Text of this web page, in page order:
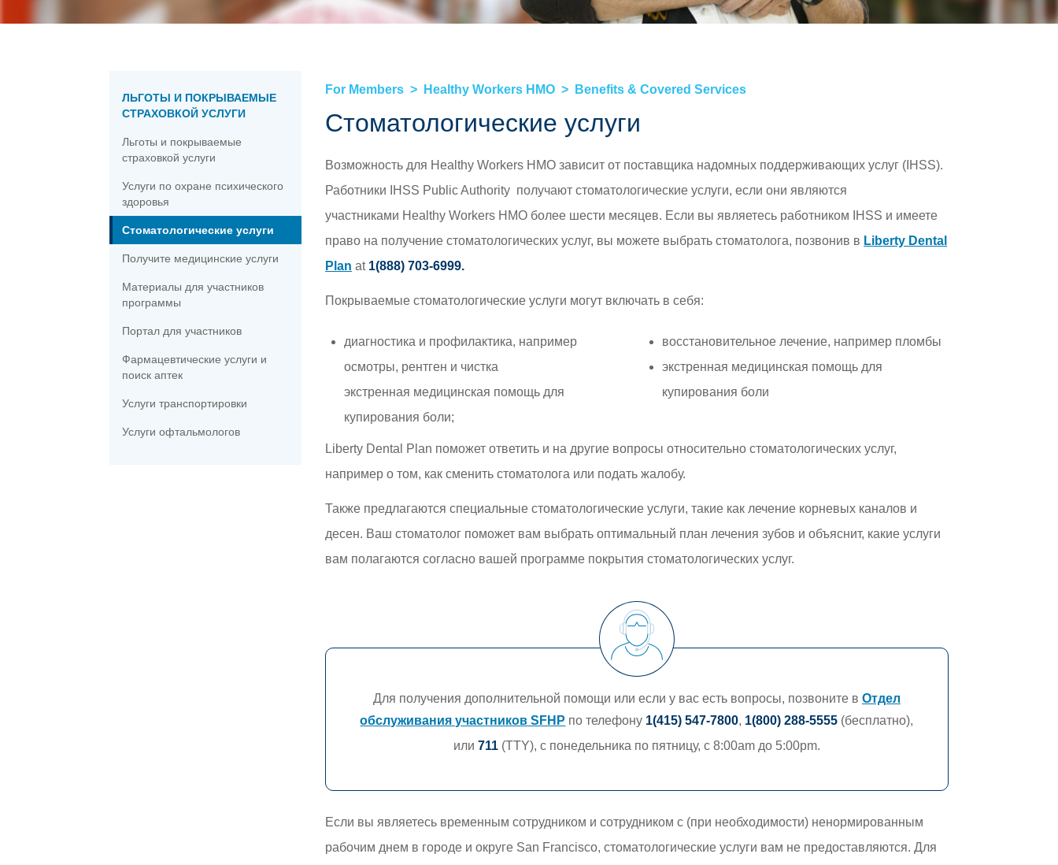
Право на участие »
страховку Medi-Cal »
Материалы для участников »
Healthy Workers HMO »
»
обслуживания »
Найти поставщика услуг »
Ваши права и обязанности »
Обучающие видеоролики по
профилактике здоровья »
Здоровье вашего ребенка »
Пресс-центр »
ЛЬГОТЫ И ПОКРЫВАЕМЫЕ
СТРАХОВКОЙ УСЛУГИ
Льготы и покрываемые
страховкой услуги
Услуги по охране психического
здоровья
Стоматологические услуги
Получите медицинские услуги
Материалы для участников
программы
Портал для участников
Фармацевтические услуги и
поиск аптек
Услуги транспортировки
Услуги офтальмологов
For Members Healthy Workers HMO Benefits & Covered Services
Стоматологические услуги
Возможность для Healthy Workers HMO зависит от поставщика надомных поддерживающих услуг (IHSS).
Работники IHSS Public Authority получают стоматологические услуги, если они являются
участниками Healthy Workers HMO более шести месяцев. Если вы являетесь работником IHSS и имеете
право на получение стоматологических услуг, вы можете выбрать стоматолога, позвонив в Liberty Dental
Plan at 1(888) 703-6999.
Покрываемые стоматологические услуги могут включать в себя:
диагностика и профилактика, например
осмотры, рентген и чистка
экстренная медицинская помощь для
купирования боли;
восстановительное лечение, например пломбы
экстренная медицинская помощь для
купирования боли
Liberty Dental Plan поможет ответить и на другие вопросы относительно стоматологических услуг,
например о том, как сменить стоматолога или подать жалобу.
Также предлагаются специальные стоматологические услуги, такие как лечение корневых каналов и
десен. Ваш стоматолог поможет вам выбрать оптимальный план лечения зубов и объяснит, какие услуги
вам полагаются согласно вашей программе покрытия стоматологических услуг.
Для получения дополнительной помощи или если у вас есть вопросы, позвоните в Отдел
обслуживания участников SFHP по телефону 1(415) 547-7800, 1(800) 288-5555 (бесплатно),
или 711 (TTY), с понедельника по пятницу, с 8:00am до 5:00pm.
Если вы являетесь временным сотрудником и сотрудником с (при необходимости) ненормированным
рабочим днем в городе и округе San Francisco, стоматологические услуги вам не предоставляются. Для